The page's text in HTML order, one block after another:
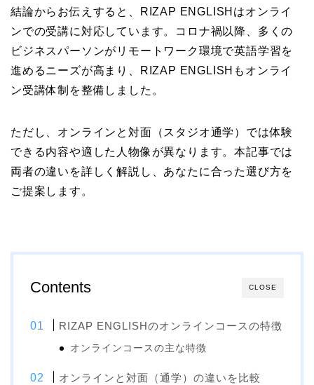
結論からお伝えすると、RIZAP ENGLISHはオンライ
ンでの受講に対応しています。コロナ禍以降、多くの
ビジネスパーソンがリモートワーク環境で英語学習を
進めるニーズが高まり、RIZAP ENGLISHもオンライ
ン受講体制を整備しました。
ただし、オンラインと対面（スタジオ通学）では体験
できる内容や適した人物像が異なります。本記事では
両者の違いを詳しく解説し、あなたに合った選び方を
ご提案します。
CLOSE
Contents
RIZAP ENGLISHのオンラインコースの特徴
オンラインコースの主な特徴
オンラインと対面（通学）の違いを比較